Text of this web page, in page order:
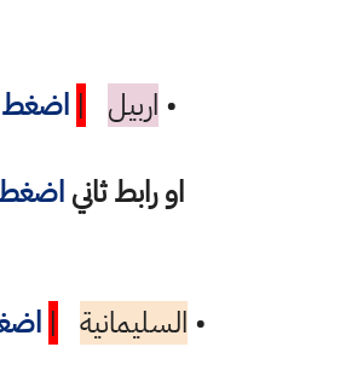
• اربيل | اضغط
او رابط ثاني
• السليمانية |